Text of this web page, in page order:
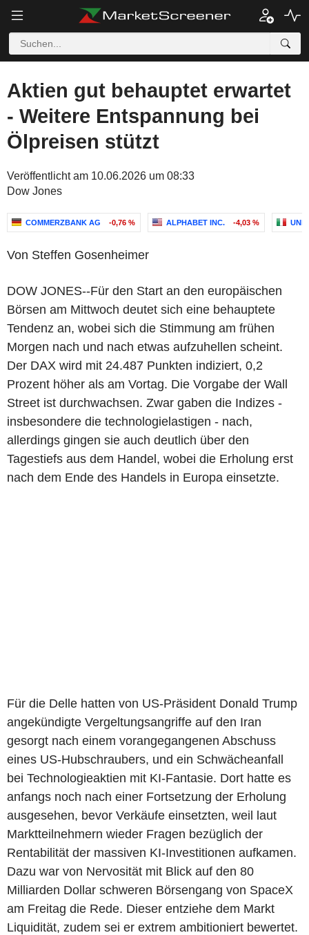
Aktien gut behauptet erwartet
- Weitere Entspannung bei
Ölpreisen stützt
Veröffentlicht am 10.06.2026 um 08:33
Dow Jones
COMMERZBANK AG -0,76 % ALPHABET INC. -4,03 %
Von Steffen Gosenheimer
DOW JONES--Für den Start an den europäischen
Börsen am Mittwoch deutet sich eine behauptete
Tendenz an, wobei sich die Stimmung am frühen
Morgen nach und nach etwas aufzuhellen scheint.
Der DAX wird mit 24.487 Punkten indiziert, 0,2
Prozent höher als am Vortag. Die Vorgabe der Wall
Street ist durchwachsen. Zwar gaben die Indizes -
insbesondere die technologielastigen - nach,
allerdings gingen sie auch deutlich über den
Tagestiefs aus dem Handel, wobei die Erholung erst
nach dem Ende des Handels in Europa einsetzte.
Für die Delle hatten von US-Präsident Donald Trump
angekündigte Vergeltungsangriffe auf den Iran
gesorgt nach einem vorangegangenen Abschuss
eines US-Hubschraubers, und ein Schwächeanfall
bei Technologieaktien mit KI-Fantasie. Dort hatte es
anfangs noch nach einer Fortsetzung der Erholung
ausgesehen, bevor Verkäufe einsetzten, weil laut
Marktteilnehmern wieder Fragen bezüglich der
Rentabilität der massiven KI-Investitionen aufkamen.
Dazu war von Nervosität mit Blick auf den 80
Milliarden Dollar schweren Börsengang von SpaceX
am Freitag die Rede. Dieser entziehe dem Markt
Liquidität, zudem sei er extrem ambitioniert bewertet.